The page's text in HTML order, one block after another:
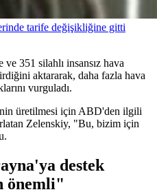
tarife değişikliğine gitti
351 silahlı insansız hava
aktararak, daha fazla hava
vurguladı.
üretilmesi için ABD'den ilgili
Zelenskiy, "Bu, bizim için
destek
önemli"